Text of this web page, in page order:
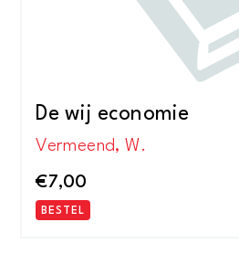
De wij economie
Vermeend, W.
€7,00
BESTEL